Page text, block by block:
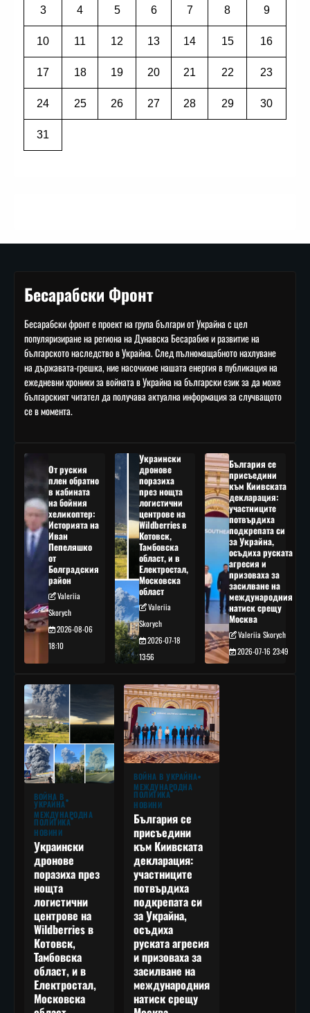
3 4 5 6 7 8 9
10 11 12 13 14 15 16
17 18 19 20 21 22 23
24 25 26 27 28 29 30
31
Бесарабски Фронт
Бесарабски фронт е проект на група българи от Украйна с цел
популяризиране на региона на Дунавска Бесарабия и развитие на
българското наследство в Украйна. След пълномащабното нахлуване
на държавата-грешка, ние насочихме нашата енергия в публикация на
ежедневни хроники за войната в Украйна на български език за да може
българският читател да получава актуална информация за случващото
се в момента.
От руския
плен обратно
в кабината
на бойния
хеликоптер:
Историята на
Иван
Пепеляшко
от
Болградския
район
Valeriia
Skorych
2026-08-06
18:10
Украински
дронове
поразиха
през нощта
логистични
центрове на
Wildberries в
Котовск,
Тамбовска
област, и в
Електростал,
Московска
област
Valeriia
Skorych
2026-07-18
13:56
България се
присъедини
към Киивската
декларация:
участниците
потвърдиха
подкрепата си
за Украйна,
осъдиха руската
агресия и
призоваха за
засилване на
международния
натиск срещу
Москва
Valeriia Skorych
2026-07-16 23:49
ВОЙНА В
УКРАЙНА
МЕЖДУНАРОДНА
ПОЛИТИКА
НОВИНИ
Украински
дронове
поразиха през
нощта
логистични
центрове на
Wildberries в
Котовск,
Тамбовска
област, и в
Електростал,
Московска
ВОЙНА В УКРАЙНА
МЕЖДУНАРОДНА
ПОЛИТИКА
НОВИНИ
България се
присъедини
към Киивската
декларация:
участниците
потвърдиха
подкрепата си
за Украйна,
осъдиха
руската агресия
и призоваха за
засилване на
международния
натиск срещу